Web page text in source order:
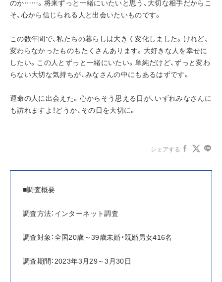
のか……。将来ずっと一緒にいたいと思う、大切な相手だからこ
そ、心から信じられる人と出会いたいものです。
この数年間で、私たちの暮らしは大きく変化しました。けれど、
変わらなかったものもたくさんあります。大好きな人を幸せに
したい。この人とずっと一緒にいたい。単純だけど、ずっと変わ
らない大切な気持ちが、みなさんの中にもあるはずです。
運命の人に出会えた。心からそう思える日が、いずれみなさんに
も訪れますよ！どうか、その日を大切に。
シェアする
■調査概要
調査方法：インターネット調査
調査対象：全国20歳～39歳未婚・既婚男女416名
調査期間：2023年3月29～3月30日